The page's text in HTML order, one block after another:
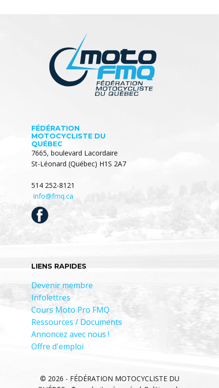
FÉDÉRATION
MOTOCYCLISTE DU
QUÉBEC
7665, boulevard Lacordaire
St-Léonard (Québec) H1S 2A7
514 252-8121
info@fmq.ca
LIENS RAPIDES
Devenir membre
Infolettres
Cours Moto Pro FMQ
Ressources / Documents
Annoncez avec nous !
Offre d'emploi
© 2026 - FÉDÉRATION MOTOCYCLISTE DU